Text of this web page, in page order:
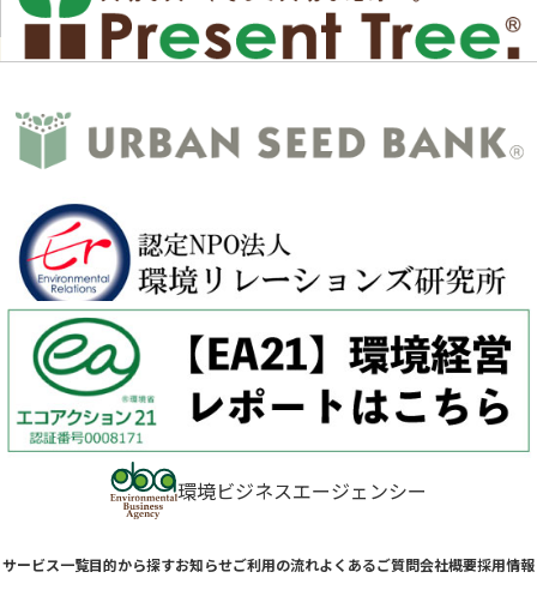
環境ビジネスエージェンシー
サービス一覧目的から探すお知らせご利用の流れよくあるご質問会社概要採用情報